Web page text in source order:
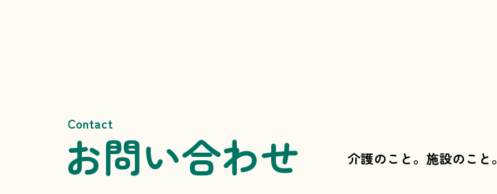
Contact
お問い合わせ 介護のこと。施設のこと。